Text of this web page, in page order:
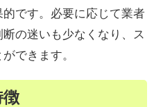
です。必要に応じて業者
の迷いも少なくなり、ス
できます。
徴